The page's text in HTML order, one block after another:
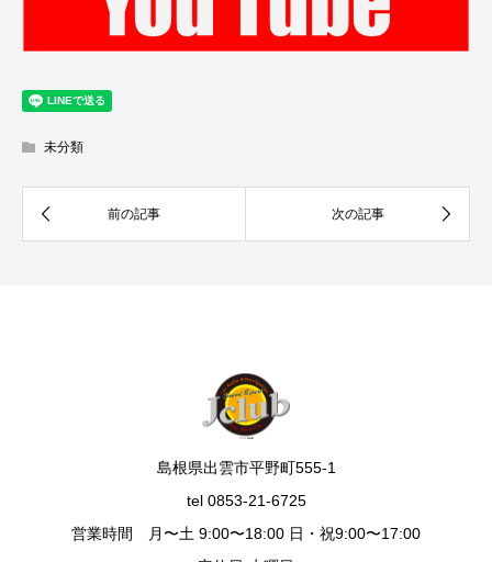
未分類
島根県出雲市平野町555-1
tel 0853-21-6725
営業時間 月〜土 9:00〜18:00 日・祝9:00〜17:00